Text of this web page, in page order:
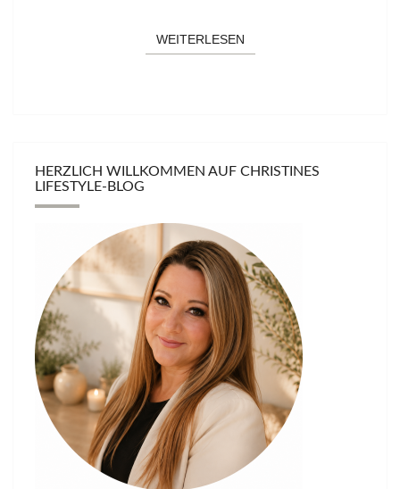
WEITERLESENWEITERLESEN
HERZLICH WILLKOMMEN AUF CHRISTINES
LIFESTYLE-BLOG